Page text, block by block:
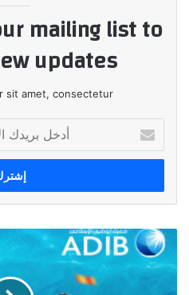
mailing list to
updates!
sit amet, consectetur.
بريدك
الإلكتروني
«مصرف
أبو
ظبي